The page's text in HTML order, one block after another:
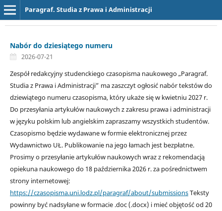
Paragraf. Studia z Prawa i Administracji
Nabór do dziesiątego numeru
2026-07-21
Zespół redakcyjny studenckiego czasopisma naukowego „Paragraf.
Studia z Prawa i Administracji” ma zaszczyt ogłosić nabór tekstów do
dziewiątego numeru czasopisma, który ukaże się w kwietniu 2027 r.
Do przesyłania artykułów naukowych z zakresu prawa i administracji
w języku polskim lub angielskim zapraszamy wszystkich studentów.
Czasopismo będzie wydawane w formie elektronicznej przez
Wydawnictwo UŁ. Publikowanie na jego łamach jest bezpłatne.
Prosimy o przesyłanie artykułów naukowych wraz z rekomendacją
opiekuna naukowego do 18 października 2026 r. za pośrednictwem
strony internetowej:
https://czasopisma.uni.lodz.pl/paragraf/about/submissionsTeksty
powinny być nadsyłane w formacie .doc (.docx) i mieć objętość od 20